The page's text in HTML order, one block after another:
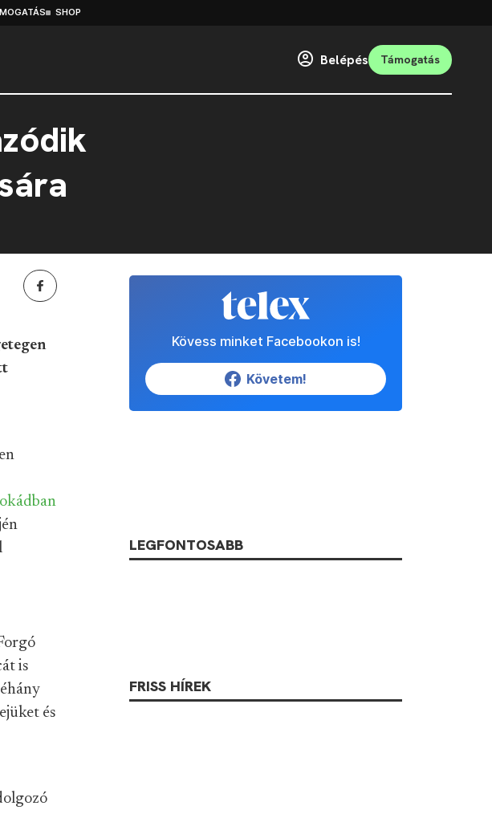
SHOP
Belépés Támogatás
is
és
Kövess minket Facebookon is!
Követem!
LEGFONTOSABB
FRISS HÍREK